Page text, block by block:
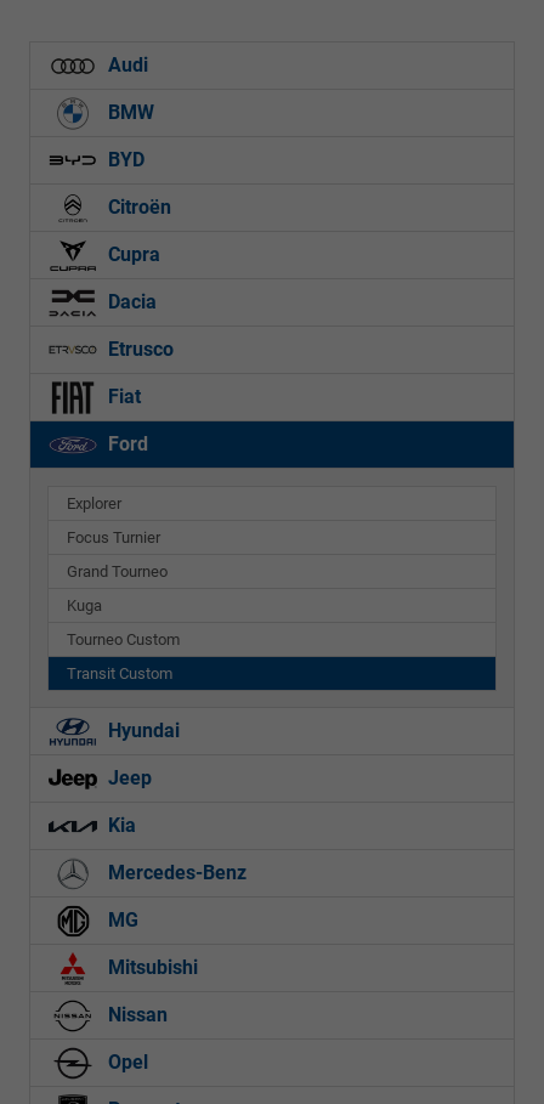
Audi
BMW
BYD
Citroën
Cupra
Dacia
Etrusco
Fiat
Ford
Explorer
Focus Turnier
Grand Tourneo
Kuga
Tourneo Custom
Transit Custom
Hyundai
Jeep
Kia
Mercedes-Benz
MG
Mitsubishi
Nissan
Opel